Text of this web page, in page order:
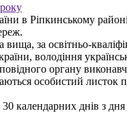
в Ріпкинському
за освітньо-
володіння
органу
особистий листок
календарних днів з